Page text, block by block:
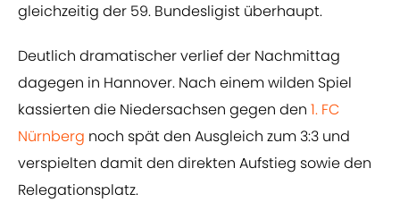
gleichzeitig der 59. Bundesligist überhaupt.
Deutlich dramatischer verlief der Nachmittag
dagegen in Hannover. Nach einem wilden Spiel
kassierten die Niedersachsen gegen den 1. FC
Nürnberg noch spät den Ausgleich zum 3:3 und
verspielten damit den direkten Aufstieg sowie den
Relegationsplatz.